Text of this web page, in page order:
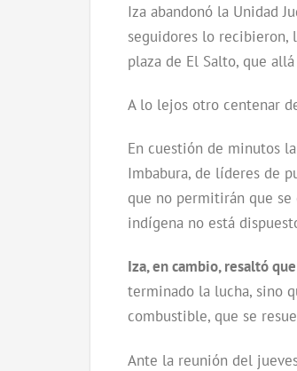
Iza abandonó la Unidad
seguidores lo recibieron,
plaza de El Salto, que
A lo lejos otro centenar
En cuestión de minutos
Imbabura, de líderes de
que no permitirán que
indígena no está
Iza, en cambio, resaltó
terminado la lucha, sino
combustible, que se
Ante la reunión del